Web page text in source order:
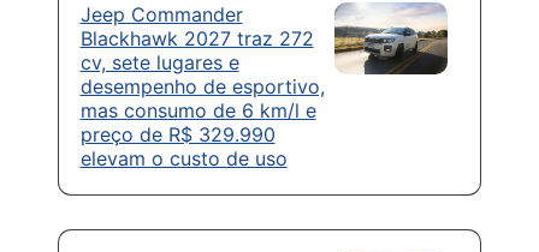
Jeep Commander
Blackhawk 2027 traz 272
cv, sete lugares e
desempenho de esportivo,
mas consumo de 6 km/l e
preço de R$ 329.990
elevam o custo de uso